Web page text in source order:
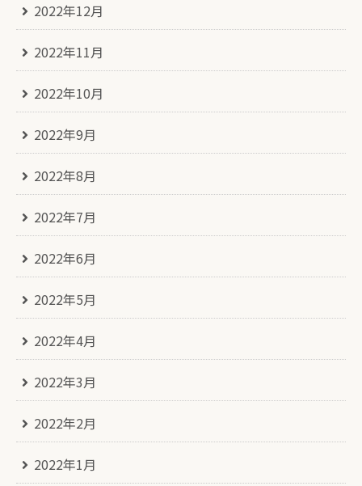
2022年12月
2022年11月
2022年10月
2022年9月
2022年8月
2022年7月
2022年6月
2022年5月
2022年4月
2022年3月
2022年2月
2022年1月